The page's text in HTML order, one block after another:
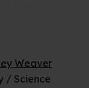
Weaver
/ Science